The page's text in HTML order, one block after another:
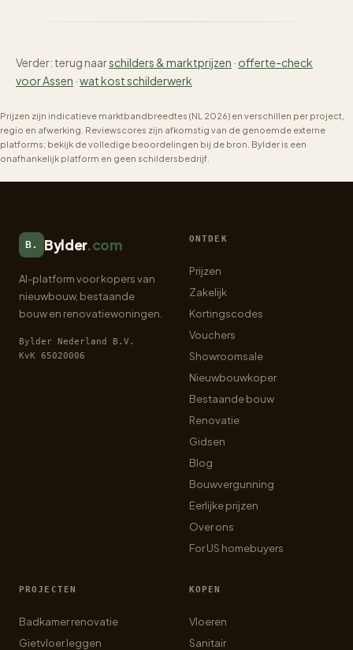
Verder: terug naarschilders & marktprijzen · offerte-check
voor Assen ·wat kost schilderwerk
Prijzen zijn indicatieve marktbandbreedtes (NL 2026) en verschillen per project,
regio en afwerking. Reviewscores zijn afkomstig van de genoemde externe
platforms; bekijk de volledige beoordelingen bij de bron. Bylder is een
onafhankelijk platform en geen schildersbedrijf.
B. Bylder.com
AI-platform voor kopers van
nieuwbouw, bestaande
bouw en renovatiewoningen.
Bylder Nederland B.V.
KvK 65020006
ONTDEK
Prijzen
Zakelijk
Kortingscodes
Vouchers
Showroomsale
Nieuwbouwkoper
Bestaande bouw
Renovatie
Gidsen
Blog
Bouwvergunning
Eerlijke prijzen
Over ons
For US homebuyers
PROJECTEN
Badkamer renovatie
Gietvloer leggen
KOPEN
Vloeren
Sanitair